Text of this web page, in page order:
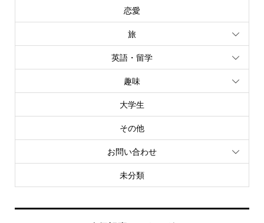
恋愛
旅
英語・留学
趣味
大学生
その他
お問い合わせ
未分類